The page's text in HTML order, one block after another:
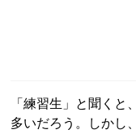
「練習生」と聞くと
多いだろう。しかし